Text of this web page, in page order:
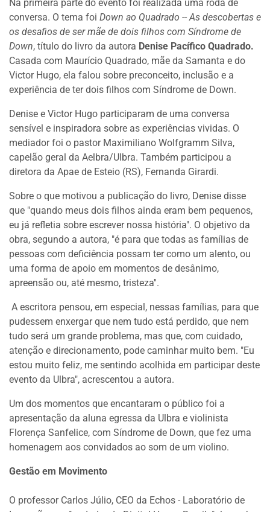
Na primeira parte do evento foi realizada uma roda de
conversa. O tema foi Down ao Quadrado --As descobertas e
os desafios de ser mãe de dois filhos com Síndrome de
Down, título do livro da autora Denise Pacífico Quadrado.
Casada com Maurício Quadrado, mãe da Samanta e do
Victor Hugo, ela falou sobre preconceito, inclusão e a
experiência de ter dois filhos com Síndrome de Down.
Denise e Victor Hugo participaram de uma conversa
sensível e inspiradora sobre as experiências vividas. O
mediador foi o pastor Maximiliano Wolfgramm Silva,
capelão geral da Aelbra/Ulbra. Também participou a
diretora da Apae de Esteio (RS), Fernanda Girardi.
Sobre o que motivou a publicação do livro, Denise disse
que "quando meus dois filhos ainda eram bem pequenos,
eu já refletia sobre escrever nossa história". O objetivo da
obra, segundo a autora, "é para que todas as famílias de
pessoas com deficiência possam ter como um alento, ou
uma forma de apoio em momentos de desânimo,
apreensão ou, até mesmo, tristeza''.
A escritora pensou, em especial, nessas famílias, para que
pudessem enxergar que nem tudo está perdido, que nem
tudo será um grande problema, mas que, com cuidado,
atenção e direcionamento, pode caminhar muito bem. "Eu
estou muito feliz, me sentindo acolhida em participar deste
evento da Ulbra", acrescentou a autora.
Um dos momentos que encantaram o público foi a
apresentação da aluna egressa da Ulbra e violinista
Florença Sanfelice, com Síndrome de Down, que fez uma
homenagem aos convidados ao som de um violino.
Gestão em Movimento
O professor Carlos Júlio, CEO da Echos - Laboratório de